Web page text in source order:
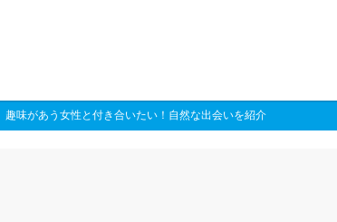
趣味があう女性と付き合いたい！自然な出会いを紹介